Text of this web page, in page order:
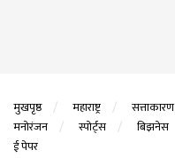
मुखपृष्ठ महाराष्ट्र सत्ताकारण
मनोरंजन
स्पोर्ट्स बिझनेस
ई पेपर